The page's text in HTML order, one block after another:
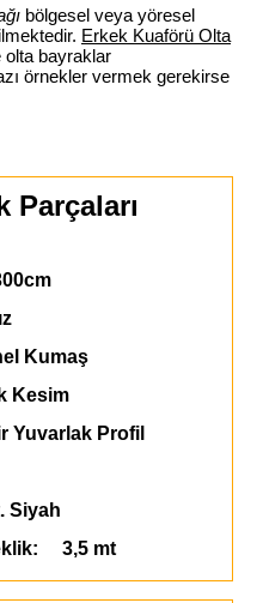
bölgesel veya yöresel
Erkek Kuaförü Olta
olta bayraklar
örnekler vermek gerekirse
Parçaları
Kumaş
Kesim
Profil
3,5 mt